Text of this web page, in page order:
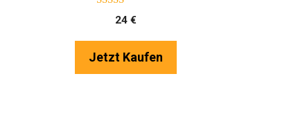
5.00
von 5
24 €
Jetzt Kaufen